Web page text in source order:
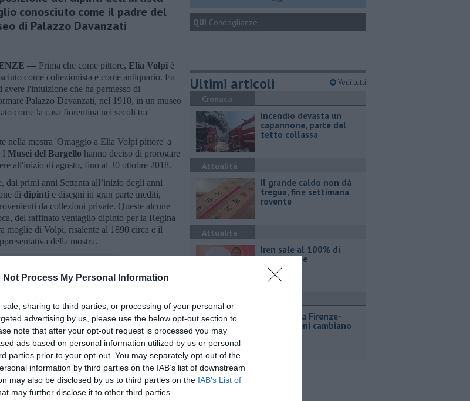
Not Process My Personal Information
sharing to third parties, or processing of your personal or
advertising by us, please use the below opt-out section to
note that after your opt-out request is processed you may
ads based on personal information utilized by us or personal
parties prior to your opt-out. You may separately opt-out of the
information by third parties on the IAB’s list of downstream
may also be disclosed by us to third parties on the IAB’s List of
may further disclose it to other third parties.
conosciuto come il padre del
di Palazzo Davanzati
— Prima che come pittore, Elia Volpi è
come collezionista e come antiquario. Fu
avere l'intuizione che ha permesso di
Palazzo Davanzati, nel 1910, in un museo
come la casa fiorentina nei secoli tra
nella mostra 'Omaggio a Elia Volpi pittore' a
I Musei del Bargello hanno deciso di prorogare
all'inizio di agosto, fino al 30 ottobre 2018.
dai primi anni Settanta all’inizio degli anni
di dipinti e disegni in gran parte inediti,
da collezioni private. Queste alcune
del raffinato ventaglio dipinto per la Regina
moglie di Volpi, risalente al 1890 circa e il
della mostra.
allaNewsletter QUInews - ToscanaMedia.
di posta.
QUI Condoglianze
Ultimi articoli Vedi tutti
Cronaca
Incendio devasta un
capannone, parte del
tetto collassa
Attualità
Il grande caldo non dà
tregua, fine settimana
rovente
Attualità
Iren sale al 100% di
Etambiente
Lavori sulla Firenze-
Roma, i treni cambiano